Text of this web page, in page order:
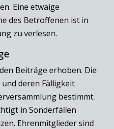
Eine etwaige
des Betroffenen ist in
zu verlesen.
Beiträge erhoben. Die
deren Fälligkeit
bestimmt.
in Sonderfällen
Ehrenmitglieder sind